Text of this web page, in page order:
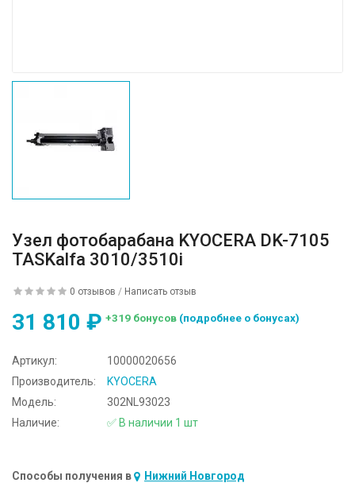
Узел фотобарабана KYOCERA DK-7105
TASKalfa 3010/3510i
0 отзывов / Написать отзыв
31 810 ₽ +319 бонусов (подробнее о бонусах)
Артикул:
10000020656
Производитель:
KYOCERA
Модель:
302NL93023
Наличие:
✅ В наличии 1 шт
Способы получения в Нижний Новгород